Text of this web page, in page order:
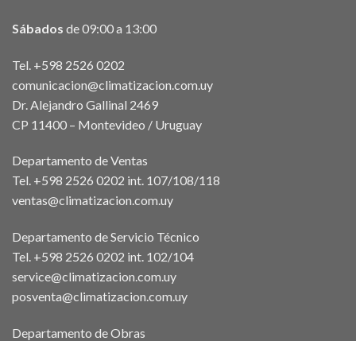
Sábados de 09:00 a 13:00
Tel. +598 2526 0202
comunicacion@climatizacion.com.uy
Dr. Alejandro Gallinal 2469
CP 11400 – Montevideo / Uruguay
Departamento de Ventas
Tel. +598 2526 0202 int. 107/108/118
ventas@climatizacion.com.uy
Departamento de Servicio Técnico
Tel. +598 2526 0202 int. 102/104
service@climatizacion.com.uy
posventa@climatizacion.com.uy
Departamento de Obras